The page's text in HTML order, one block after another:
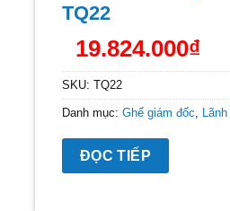
TQ22
19.824.000₫
SKU: TQ22
Danh mục: Ghế giám đốc,
ĐỌC TIẾP